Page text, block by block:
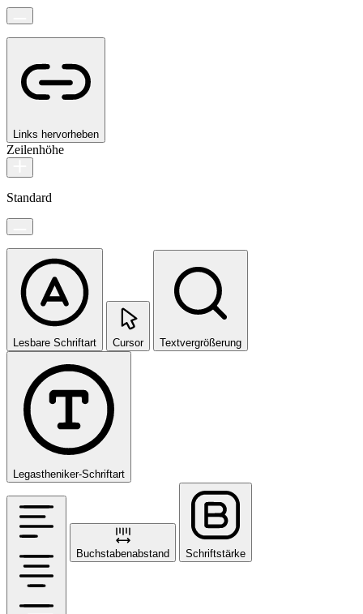
Links hervorheben
Zeilenhöhe
Standard
Lesbare Schriftart Cursor Textvergrößerung
Legastheniker-Schriftart
Buchstabenabstand Schriftstärke